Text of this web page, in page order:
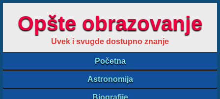
Opšte obrazovanje
Uvek i svugde dostupno znanje
Početna
Astronomija
Biografije